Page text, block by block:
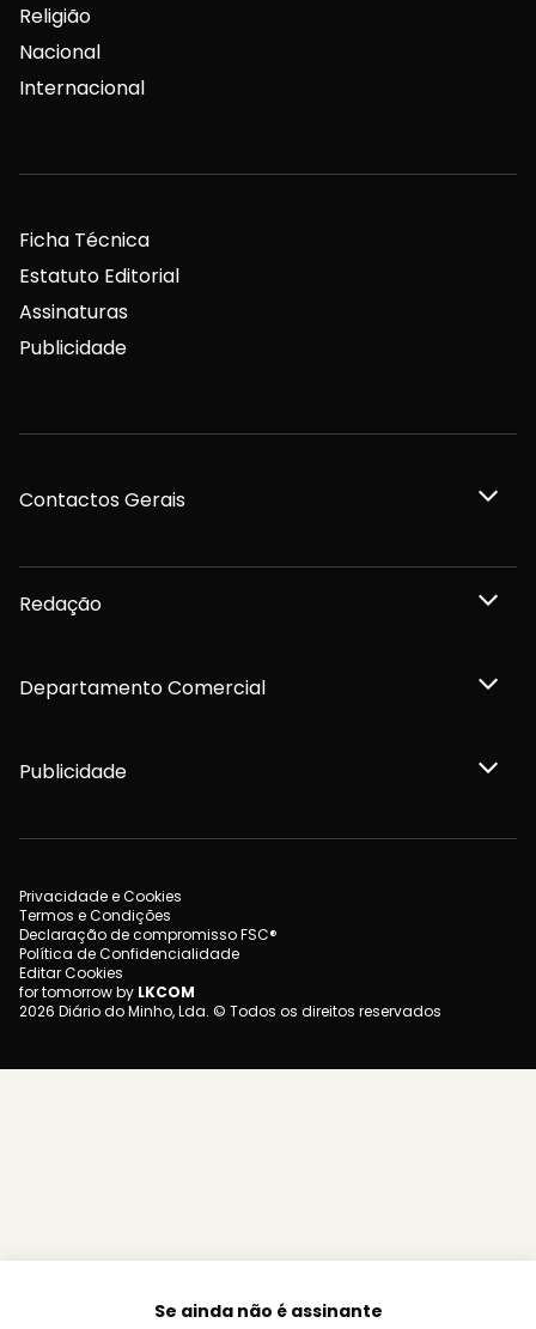
Se ainda não é assinante
Religião
Nacional
Internacional
Ficha Técnica
Estatuto Editorial
Assinaturas
Publicidade
Contactos Gerais
Redação
Departamento Comercial
Publicidade
Privacidade e Cookies
Termos e Condições
Declaração de compromisso FSC®
Política de Confidencialidade
Editar Cookies
for tomorrow by LKCOM
2026 Diário do Minho, Lda. © Todos os direitos reservados